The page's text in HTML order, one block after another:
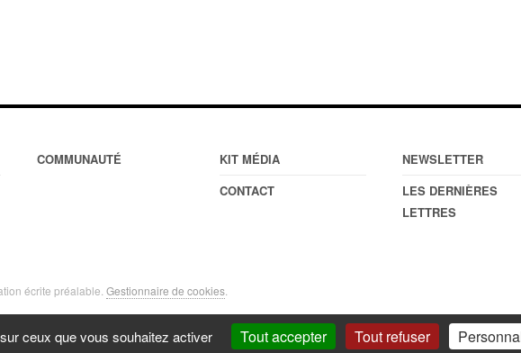
COMMUNAUTÉ
KIT MÉDIA
CONTACT
NEWSLETTER
LES DERNIÈRES
LETTRES
écrite préalable. Gestionnaire de cookies
ceux que vous souhaitez activer Tout accepter Tout refuser